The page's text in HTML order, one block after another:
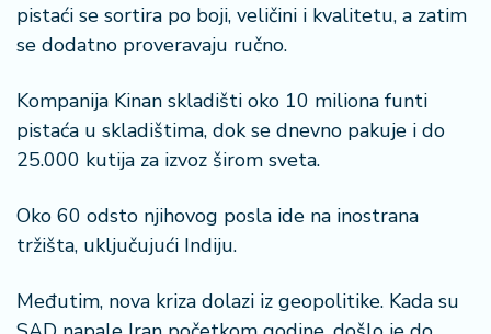
pistaći se sortira po boji, veličini i kvalitetu, a zatim
se dodatno proveravaju ručno.
Kompanija Kinan skladišti oko 10 miliona funti
pistaća u skladištima, dok se dnevno pakuje i do
25.000 kutija za izvoz širom sveta.
Oko 60 odsto njihovog posla ide na inostrana
tržišta, uključujući Indiju.
Međutim, nova kriza dolazi iz geopolitike. Kada su